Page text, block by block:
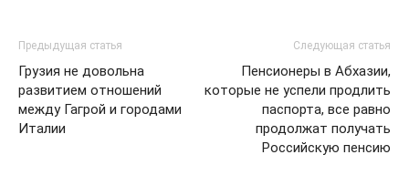
Предыдущая статья
Грузия не довольна
развитием отношений
между Гагрой и городами
Италии
Следующая статья
Пенсионеры в Абхазии,
которые не успели продлить
паспорта, все равно
продолжат получать
Российскую пенсию